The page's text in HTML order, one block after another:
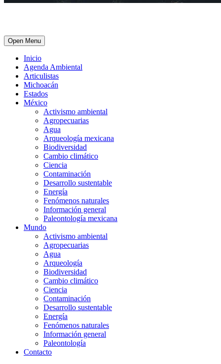
Open Menu
Inicio
Agenda Ambiental
Articulistas
Michoacán
Estados
México
Activismo ambiental
Agropecuarias
Agua
Arqueología mexicana
Biodiversidad
Cambio climático
Ciencia
Contaminación
Desarrollo sustentable
Energía
Fenómenos naturales
Información general
Paleontología mexicana
Mundo
Activismo ambiental
Agropecuarias
Agua
Arqueología
Biodiversidad
Cambio climático
Ciencia
Contaminación
Desarrollo sustentable
Energía
Fenómenos naturales
Información general
Paleontología
Contacto